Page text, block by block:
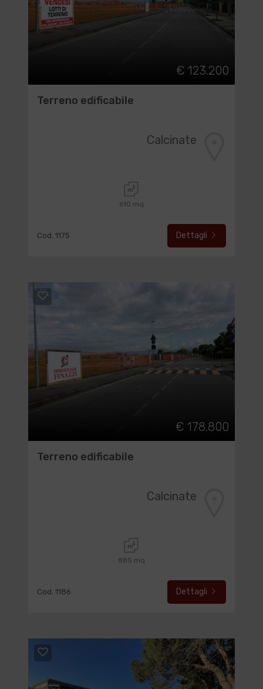
€ 123.200
Terreno edificabile
Calcinate
610 mq
Cod. 1175 Dettagli
€ 178.800
Terreno edificabile
Calcinate
885 mq
Cod. 1186 Dettagli